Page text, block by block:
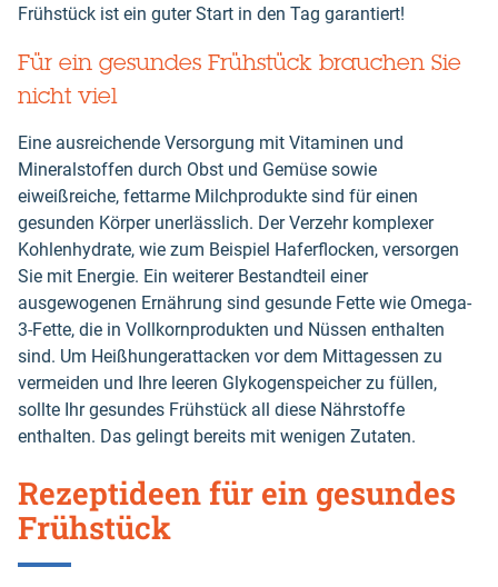
Frühstück ist ein guter Start in den Tag garantiert!
Für ein gesundes Frühstück brauchen Sie
nicht viel
Eine ausreichende Versorgung mit Vitaminen und
Mineralstoffen durch Obst und Gemüse sowie
eiweißreiche, fettarme Milchprodukte sind für einen
gesunden Körper unerlässlich. Der Verzehr komplexer
Kohlenhydrate, wie zum Beispiel Haferflocken, versorgen
Sie mit Energie. Ein weiterer Bestandteil einer
ausgewogenen Ernährung sind gesunde Fette wie Omega-
3-Fette, die in Vollkornprodukten und Nüssen enthalten
sind. Um Heißhungerattacken vor dem Mittagessen zu
vermeiden und Ihre leeren Glykogenspeicher zu füllen,
sollte Ihr gesundes Frühstück all diese Nährstoffe
enthalten. Das gelingt bereits mit wenigen Zutaten.
Rezeptideen für ein gesundes
Frühstück